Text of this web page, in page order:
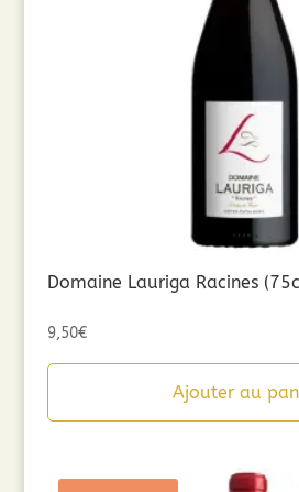
Domaine Lauriga Racines
9,50€
Ajouter au